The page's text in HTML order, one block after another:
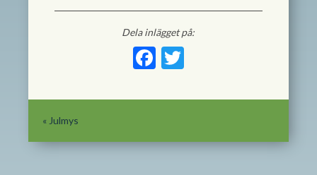
Dela inlägget på:
Facebook
Twitter
« Julmys